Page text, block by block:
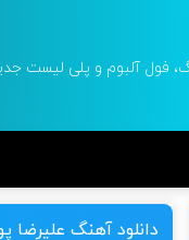
فول آلبوم و پلی لیست
دانلود آهنگ